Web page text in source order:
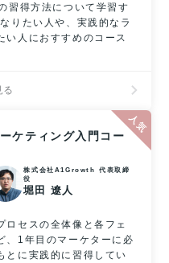
習得方法について学習す
りたい人や、実践的なラ
い人におすすめのコース
る
ケティング入門コー
株式会社A1Growth 代表取締
役
堀田 遼人
ロセスの全体像と各フェ
、1年目のマーケターに必
とに実践的に習得してい